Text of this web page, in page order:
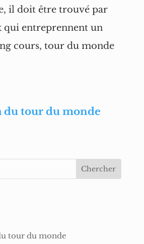
il doit être trouvé par
qui entreprennent un
cours, tour du monde
du tour du monde
tour du monde